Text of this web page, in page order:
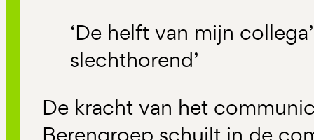
‘De helft van mijn
slechthorend’
De kracht van het